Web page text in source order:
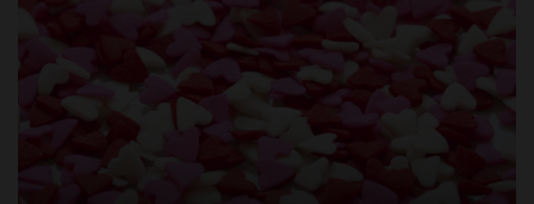
AUDIOTHEK